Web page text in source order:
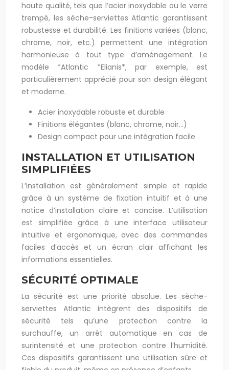
haute qualité, tels que l’acier inoxydable ou le verre
trempé, les sèche-serviettes Atlantic garantissent
robustesse et durabilité. Les finitions variées (blanc,
chrome, noir, etc.) permettent une intégration
harmonieuse à tout type d’aménagement. Le
modèle *Atlantic *Elianis*, par exemple, est
particulièrement apprécié pour son design élégant
et moderne.
Acier inoxydable robuste et durable
Finitions élégantes (blanc, chrome, noir…)
Design compact pour une intégration facile
INSTALLATION ET UTILISATION
SIMPLIFIÉES
L’installation est généralement simple et rapide
grâce à un système de fixation intuitif et à une
notice d’installation claire et concise. L’utilisation
est simplifiée grâce à une interface utilisateur
intuitive et ergonomique, avec des commandes
faciles d’accès et un écran clair affichant les
informations essentielles.
SÉCURITÉ OPTIMALE
La sécurité est une priorité absolue. Les sèche-
serviettes Atlantic intègrent des dispositifs de
sécurité tels qu’une protection contre la
surchauffe, un arrêt automatique en cas de
surintensité et une protection contre l’humidité.
Ces dispositifs garantissent une utilisation sûre et